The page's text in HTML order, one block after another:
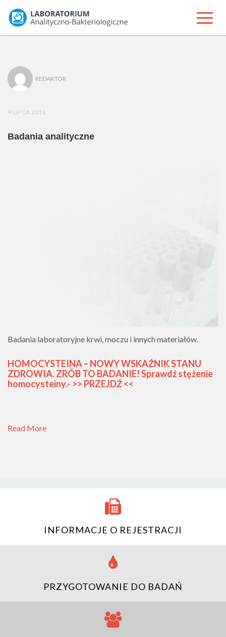
REDAKTOR
9 LIPCA 2016
Badania analityczne
Badania laboratoryjne krwi, moczu i innych materiałów.
HOMOCYSTEINA – NOWY WSKAŹNIK STANU
ZDROWIA. ZRÓB TO BADANIE! Sprawdź stężenie
homocysteiny.- >> PRZEJDŹ <<
Read More
INFORMACJE O REJESTRACJI
PRZYGOTOWANIE DO BADAŃ